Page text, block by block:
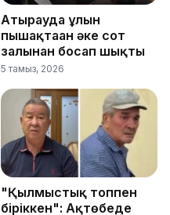
Атырауда ұлын
пышақтаған әке сот
залынан босап шықты
5 тамыз, 2026
"Қылмыстық топпен
біріккен": Ақтөбеде